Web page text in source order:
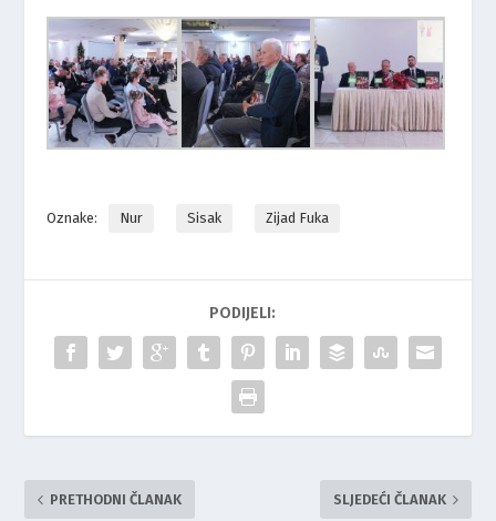
Oznake: Nur Sisak Zijad Fuka
PODIJELI:
PRETHODNI ČLANAK SLJEDEĆI ČLANAK